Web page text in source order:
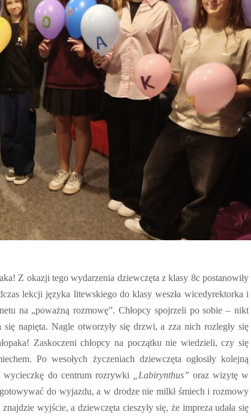
Z okazji tego wydarzenia dziewczęta z klasy 8c postanowiły
lekcji języka litewskiego do klasy weszła wicedyrektorka i
na „poważną rozmowę”. Chłopcy spojrzeli po sobie – nikt
się napięta. Nagle otworzyły się drzwi, a zza nich rozległy się
Zaskoczeni chłopcy na początku nie wiedzieli, czy się
Po wesołych życzeniach dziewczęta ogłosiły kolejną
wycieczkę do centrum rozrywki
„Labirynthus” oraz wizytę w
do wyjazdu, a w drodze nie milkł śmiech i rozmowy
wyjście, a dziewczęta cieszyły się, że impreza udała się